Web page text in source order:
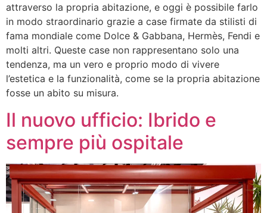
attraverso la propria abitazione, e oggi è possibile farlo
in modo straordinario grazie a case firmate da stilisti di
fama mondiale come Dolce & Gabbana, Hermès, Fendi e
molti altri. Queste case non rappresentano solo una
tendenza, ma un vero e proprio modo di vivere
l’estetica e la funzionalità, come se la propria abitazione
fosse un abito su misura.
Il nuovo ufficio: Ibrido e
sempre più ospitale